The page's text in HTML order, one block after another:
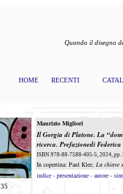
Quando il disegno
HOME RECENTI
Maurizio Migliori
IlGorgiadi Platone. La
ricerca.Prefazionedi
ISBN 978-88-7588-405-5, 2024,
In copertina: Paul Klee, La chiave
indice - presentazione - autore -
35